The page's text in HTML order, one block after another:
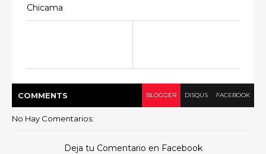
Chicama
COMMENTS BLOGGER DISQUS FACEBOOK
No Hay Comentarios:
Deja tu Comentario en Facebook